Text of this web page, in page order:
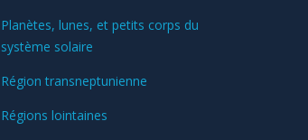
Planètes, lunes, et petits corps du
système solaire
Région transneptunienne
Régions lointaines